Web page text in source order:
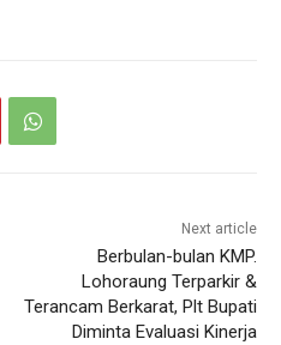
Next article
Berbulan-bulan KMP.
Lohoraung Terparkir &
Terancam Berkarat, Plt Bupati
Diminta Evaluasi Kinerja